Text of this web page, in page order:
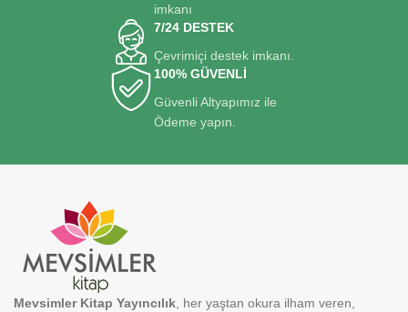
imkanı
7/24 DESTEK
Çevrimiçi destek imkanı.
100% GÜVENLİ
Güvenli Altyapımız ile
Ödeme yapın.
Mevsimler Kitap Yayıncılık , her yaştan okura ilham veren,